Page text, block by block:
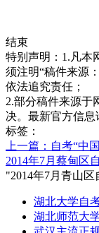
结束
特别声明：1.凡本
须注明“稿件来源
依法追究责任；
2.部分稿件来源于
决。最新官方信息
标签：
上一篇：自考“中
2014年7月蔡甸区
"2014年7月青山
湖北大学自
湖北师范大